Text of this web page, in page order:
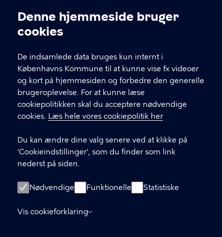
Cookieindstillinger
Denne hjemmeside bruger
cookies
De indsamlede data bruges kun internt i
Københavns Kommune til at kunne vise fx videoer
og kort på hjemmesiden og forbedre den generelle
brugeroplevelse. For at kunne læse
cookiepolitikken skal du acceptere nødvendige
cookies. Læs hele vores cookiepolitik her
Du kan ændre dine valg senere ved at klikke på
'Cookieindstillinger', som du finder som link
nederst på siden.
Nødvendige Funktionelle Statistiske
Vis cookieforklaring
Kontakt Københavns Kommune
T
fFind andre kontakter her
CVR-nummer64942212
GENVEJE
Digital Post
Databeskyttelse
Tilgængelighedserklæring
Om hjemmesiden